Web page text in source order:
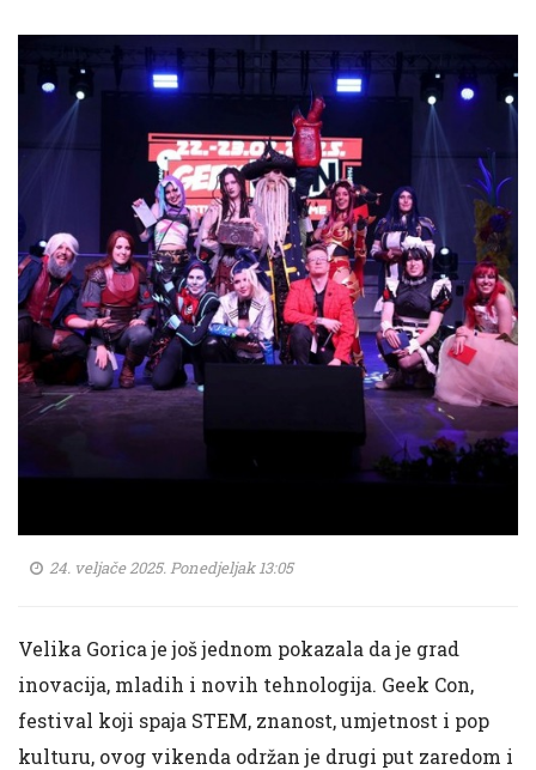
24. veljače 2025. Ponedjeljak 13:05
Velika Gorica je još jednom pokazala da je grad
inovacija, mladih i novih tehnologija. Geek Con,
festival koji spaja STEM, znanost, umjetnost i pop
kulturu, ovog vikenda održan je drugi put zaredom i